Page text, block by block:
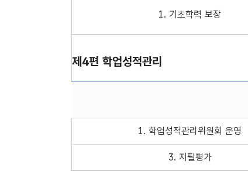
1. 기초학력 보장
제4편 학업성적관리
제4편 학업성적관리 단위업무 정보
1. 학업성적관리위원회 운영
3. 지필평가